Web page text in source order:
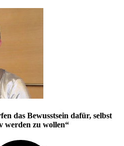
das Bewusstsein dafür, selbst
werden zu wollen“